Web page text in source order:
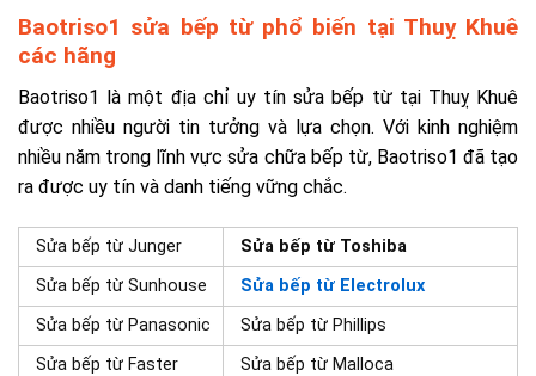
Baotriso1 sửa bếp từ phổ biến tại Thuỵ Khuê
các hãng
Baotriso1 là một địa chỉ uy tín sửa bếp từ tại Thuỵ Khuê
được nhiều người tin tưởng và lựa chọn. Với kinh nghiệm
nhiều năm trong lĩnh vực sửa chữa bếp từ, Baotriso1 đã tạo
ra được uy tín và danh tiếng vững chắc.
Sửa bếp từ Junger
Sửa bếp từ Toshiba
Sửa bếp từ Sunhouse
Sửa bếp từ Electrolux
Sửa bếp từ Panasonic
Sửa bếp từ Phillips
Sửa bếp từ Faster
Sửa bếp từ Malloca